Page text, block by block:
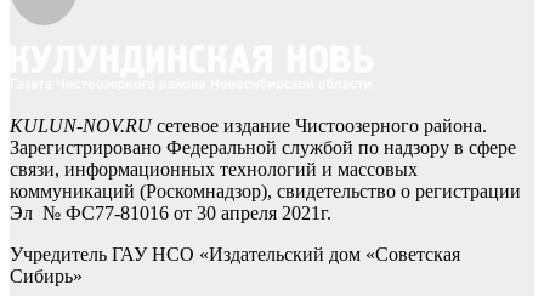
KULUN-NOV.RUсетевое издание Чистоозерного района.
Зарегистрировано Федеральной службой по надзору в сфере
связи, информационных технологий и массовых
коммуникаций (Роскомнадзор), свидетельство о регистрации
Эл № ФС77-81016 от 30 апреля 2021г.
Учредитель ГАУ НСО «Издательский дом «Советская
Сибирь»